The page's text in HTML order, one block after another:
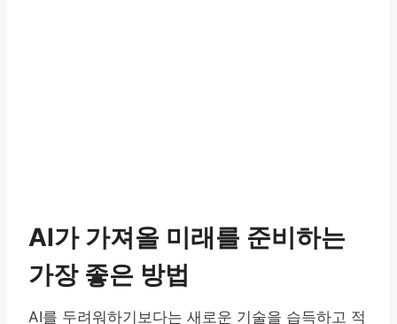
AI가 가져올 미래를 준비하는
가장 좋은 방법
AI를 두려워하기보다는 새로운 기술을 습득하고 적